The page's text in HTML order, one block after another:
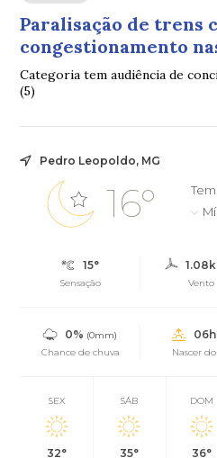
Paralisação de trens
congestionamento
Categoria tem audiência de
(5)
Pedro Leopoldo, MG
16°
15°
Sensação Vento
0% (0mm)
Chance de chuva
Nascer do
SEX
32°
SÁB
35°
DOM
36°